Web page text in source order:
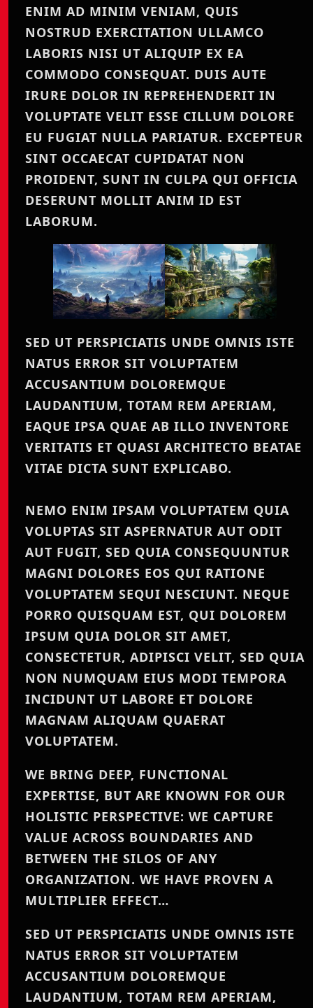
ENIM AD MINIM VENIAM, QUIS
NOSTRUD EXERCITATION ULLAMCO
LABORIS NISI UT ALIQUIP EX EA
COMMODO CONSEQUAT. DUIS AUTE
IRURE DOLOR IN REPREHENDERIT IN
VOLUPTATE VELIT ESSE CILLUM DOLORE
EU FUGIAT NULLA PARIATUR. EXCEPTEUR
SINT OCCAECAT CUPIDATAT NON
PROIDENT, SUNT IN CULPA QUI OFFICIA
DESERUNT MOLLIT ANIM ID EST
LABORUM.
SED UT PERSPICIATIS UNDE OMNIS ISTE
NATUS ERROR SIT VOLUPTATEM
ACCUSANTIUM DOLOREMQUE
LAUDANTIUM, TOTAM REM APERIAM,
EAQUE IPSA QUAE AB ILLO INVENTORE
VERITATIS ET QUASI ARCHITECTO BEATAE
VITAE DICTA SUNT EXPLICABO.
NEMO ENIM IPSAM VOLUPTATEM QUIA
VOLUPTAS SIT ASPERNATUR AUT ODIT
AUT FUGIT, SED QUIA CONSEQUUNTUR
MAGNI DOLORES EOS QUI RATIONE
VOLUPTATEM SEQUI NESCIUNT. NEQUE
PORRO QUISQUAM EST, QUI DOLOREM
IPSUM QUIA DOLOR SIT AMET,
CONSECTETUR, ADIPISCI VELIT, SED QUIA
NON NUMQUAM EIUS MODI TEMPORA
INCIDUNT UT LABORE ET DOLORE
MAGNAM ALIQUAM QUAERAT
VOLUPTATEM.
WE BRING DEEP, FUNCTIONAL
EXPERTISE, BUT ARE KNOWN FOR OUR
HOLISTIC PERSPECTIVE: WE CAPTURE
VALUE ACROSS BOUNDARIES AND
BETWEEN THE SILOS OF ANY
ORGANIZATION. WE HAVE PROVEN A
MULTIPLIER EFFECT…
SED UT PERSPICIATIS UNDE OMNIS ISTE
NATUS ERROR SIT VOLUPTATEM
ACCUSANTIUM DOLOREMQUE
LAUDANTIUM, TOTAM REM APERIAM,